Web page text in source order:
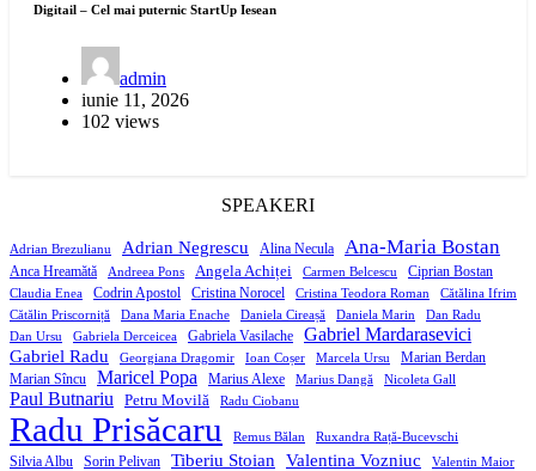
Digitail – Cel mai puternic StartUp Iesean
admin
iunie 11, 2026
102 views
SPEAKERI
Adrian Brezulianu Adrian Negrescu Alina Necula Ana-Maria Bostan
Anca Hreamătă Andreea Pons Angela Achiței Carmen Belcescu Ciprian Bostan
Claudia Enea Codrin Apostol Cristina Norocel Cristina Teodora Roman
Cătălina Ifrim
Cătălin Priscorniță
Dana Maria Enache Daniela Cireașă Daniela Marin
Dan Radu
Dan Ursu
Gabriela Derceicea Gabriela Vasilache Gabriel Mardarasevici
Gabriel Radu Georgiana Dragomir Ioan Coșer Marcela Ursu
Marian Berdan
Marian Sîncu
Maricel Popa Marius Alexe Marius Dangă Nicoleta Gall
Paul Butnariu Petru Movilă Radu Ciobanu
Radu Prisăcaru Remus Bălan Ruxandra Rață-Bucevschi
Silvia Albu Sorin Pelivan Tiberiu Stoian Valentina Vozniuc Valentin Maior